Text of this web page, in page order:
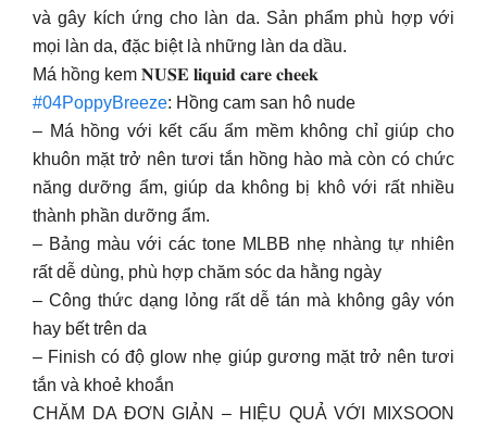
và gây kích ứng cho làn da. Sản phẩm phù hợp với
mọi làn da, đặc biệt là những làn da dầu.
Má hồng kem 𝐍𝐔𝐒𝐄 𝐥𝐢𝐪𝐮𝐢𝐝 𝐜𝐚𝐫𝐞 𝐜𝐡𝐞𝐞𝐤
#04PoppyBreeze: Hồng cam san hô nude
– Má hồng với kết cấu ẩm mềm không chỉ giúp cho
khuôn mặt trở nên tươi tắn hồng hào mà còn có chức
năng dưỡng ẩm, giúp da không bị khô với rất nhiều
thành phần dưỡng ẩm.
– Bảng màu với các tone MLBB nhẹ nhàng tự nhiên
rất dễ dùng, phù hợp chăm sóc da hằng ngày
– Công thức dạng lỏng rất dễ tán mà không gây vón
hay bết trên da
– Finish có độ glow nhẹ giúp gương mặt trở nên tươi
tắn và khoẻ khoắn
CHĂM DA ĐƠN GIẢN – HIỆU QUẢ VỚI MIXSOON